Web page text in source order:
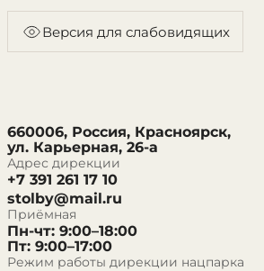
Версия для слабовидящих
660006, Россия, Красноярск,
ул. Карьерная, 26-а
Адрес дирекции
+7 391 261 17 10
stolby@mail.ru
Приёмная
Пн-чт: 9:00–18:00
Пт: 9:00–17:00
Режим работы дирекции нацпарка